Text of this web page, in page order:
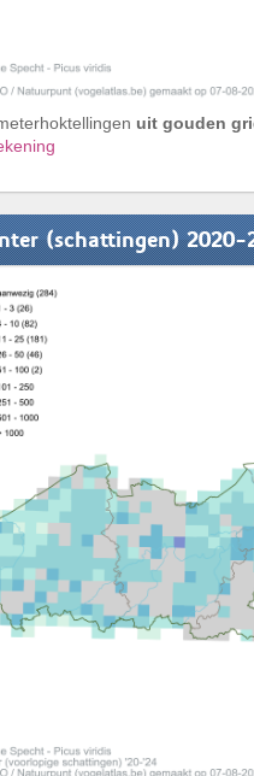
uit gouden
(schattingen) 2020-